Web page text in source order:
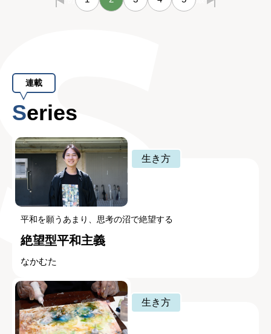
連載
Series
生き方
平和を願うあまり、思考の沼で絶望する
絶望型平和主義
なかむた
生き方